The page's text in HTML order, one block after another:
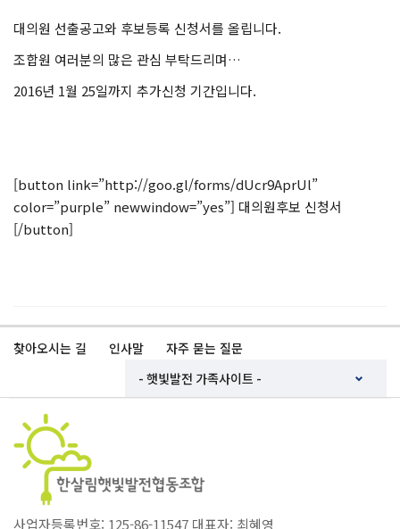
대의원 선출공고와 후보등록 신청서를 올립니다.
조합원 여러분의 많은 관심 부탁드리며…
2016년 1월 25일까지 추가신청 기간입니다.
[button link=”http://goo.gl/forms/dUcr9AprUl”
color=”purple” newwindow=”yes”] 대의원후보 신청서
[/button]
찾아오시는 길 인사말 자주 묻는 질문
사업자등록번호: 125-86-11547 대표자: 최혜영